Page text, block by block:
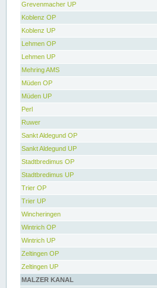
Grevenmacher UP
Koblenz OP
Koblenz UP
Lehmen OP
Lehmen UP
Mehring AMS
Müden OP
Müden UP
Perl
Ruwer
Sankt Aldegund OP
Sankt Aldegund UP
Stadtbredimus OP
Stadtbredimus UP
Trier OP
Trier UP
Wincheringen
Wintrich OP
Wintrich UP
Zeltingen OP
Zeltingen UP
MALZER KANAL